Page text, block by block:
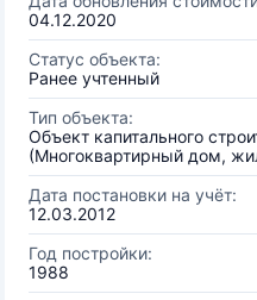
04.12.2020
Статус объекта:
Ранее учтенный
Тип объекта:
Объект капитального
(Многоквартирный дом,
Дата постановки на учёт:
12.03.2012
Год постройки:
1988